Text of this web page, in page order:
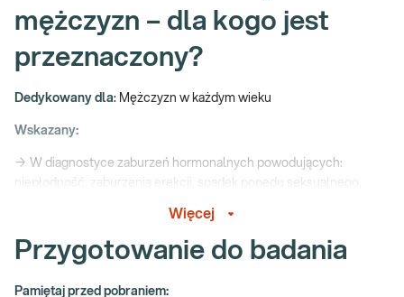
mężczyzn – dla kogo jest
przeznaczony?
Dedykowany dla: Mężczyzn w każdym wieku
Wskazany:
→ W diagnostyce zaburzeń hormonalnych powodujących:
chwiejność emocjonalną, pogorszenie ogólnego stanu zdrowia
→ W kontroli leczenia i monitorowaniu zaburzeń hormonalnych.
→ Profilaktycznie, do oceny pracy układu hormonalnego.
Więcej
Przygotowanie do badania
Pamiętaj przed pobraniem: